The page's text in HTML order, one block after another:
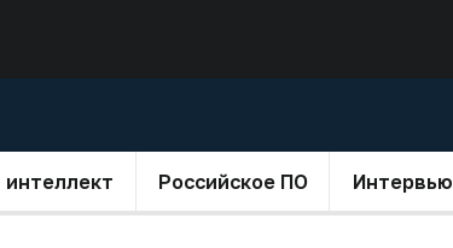
интеллект Российское ПО Интервью